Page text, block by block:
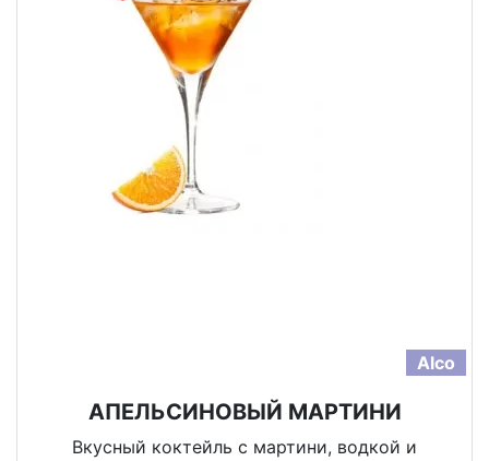
Alco
АПЕЛЬСИНОВЫЙ МАРТИНИ
Вкусный коктейль с мартини, водкой и